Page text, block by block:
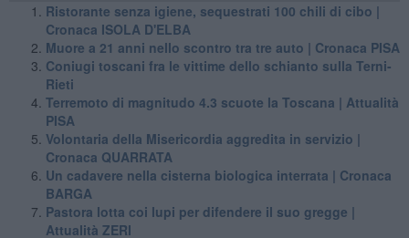
Ristorante senza igiene, sequestrati 100 chili di cibo |
Cronaca ISOLA D'ELBA
Muore a 21 anni nello scontro tra tre auto | Cronaca PISA
Coniugi toscani fra le vittime dello schianto sulla Terni-
Rieti
Terremoto di magnitudo 4.3 scuote la Toscana | Attualità
PISA
Volontaria della Misericordia aggredita in servizio |
Cronaca QUARRATA
Un cadavere nella cisterna biologica interrata | Cronaca
BARGA
Pastora lotta coi lupi per difendere il suo gregge |
Attualità ZERI